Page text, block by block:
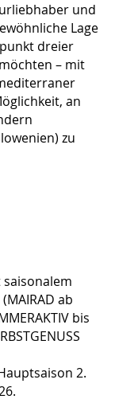
und
Lage
dreier
– mit
an
zu
ab
bis
2.